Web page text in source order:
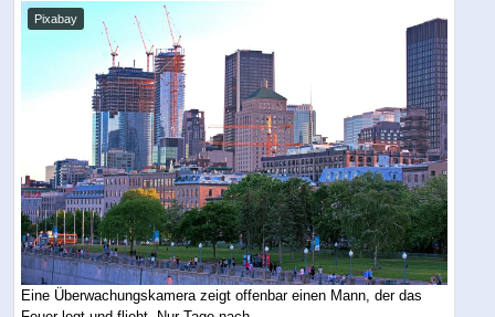
Pixabay
Eine Überwachungskamera zeigt offenbar einen Mann, der das